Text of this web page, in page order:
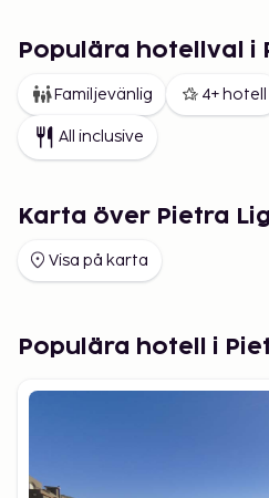
orter som är värda ett
kommer du till den
med sin goda mat och
Turistskatt planeras tas ut
inte fastställt vilka orter
Populära hotellval i
Familjevänlig 4+ hotell
All inclusive
Karta över Pietra
Visa på karta
Populära hotell i